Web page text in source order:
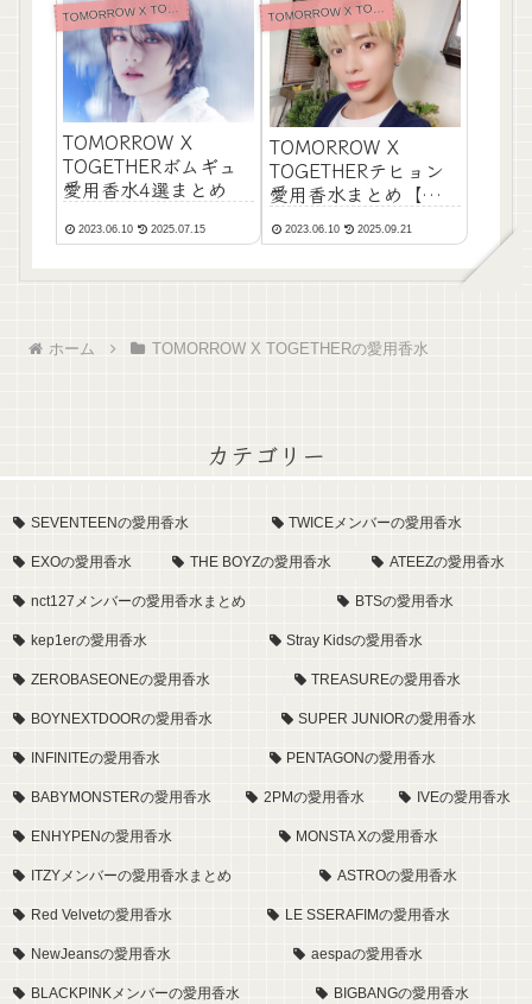
T
TOMORROW X
TOGETHERボムギュ
愛用香水4選まとめ
2023.06.10 2025.07.15
T
TOMORROW X
TOGETHERテヒョン
愛用香水まとめ【ディ
ーエス&ダーガ】
2023.06.10 2025.09.21
ホーム TOMORROW X TOGETHERの愛用香水
カテゴリー
SEVENTEENの愛用香水 TWICEメンバーの愛用香水
EXOの愛用香水 THE BOYZの愛用香水 ATEEZの愛用香水
nct127メンバーの愛用香水まとめ BTSの愛用香水
kep1erの愛用香水 Stray Kidsの愛用香水
ZEROBASEONEの愛用香水 TREASUREの愛用香水
BOYNEXTDOORの愛用香水 SUPER JUNIORの愛用香水
INFINITEの愛用香水 PENTAGONの愛用香水
BABYMONSTERの愛用香水 2PMの愛用香水 IVEの愛用香水
ENHYPENの愛用香水 MONSTA Xの愛用香水
ITZYメンバーの愛用香水まとめ ASTROの愛用香水
Red Velvetの愛用香水 LE SSERAFIMの愛用香水
NewJeansの愛用香水 aespaの愛用香水
BLACKPINKメンバーの愛用香水 BIGBANGの愛用香水